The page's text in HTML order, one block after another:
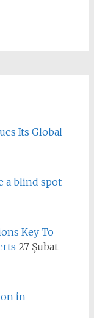
Its Global
a blind spot
Key To
27 Şubat
in